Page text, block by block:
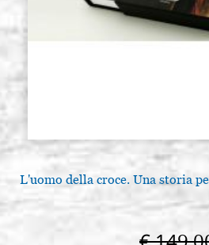
Ikonen tafel, aus Lindenholz,
DIPTYCH, modell L3, Größe 30x40
€ 82,80
L'uomo della croce. Una storia